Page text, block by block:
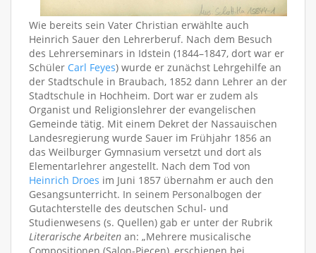
Wie bereits sein Vater Christian erwählte auch
Heinrich Sauer den Lehrerberuf. Nach dem Besuch
des Lehrerseminars in Idstein (1844–1847, dort war er
Schüler Carl Feyes) wurde er zunächst Lehrgehilfe an
der Stadtschule in Braubach, 1852 dann Lehrer an der
Stadtschule in Hochheim. Dort war er zudem als
Organist und Religionslehrer der evangelischen
Gemeinde tätig. Mit einem Dekret der Nassauischen
Landesregierung wurde Sauer im Frühjahr 1856 an
das Weilburger Gymnasium versetzt und dort als
Elementarlehrer angestellt. Nach dem Tod von
Heinrich Droes im Juni 1857 übernahm er auch den
Gesangsunterricht. In seinem Personalbogen der
Gutachterstelle des deutschen Schul- und
Studienwesens (s. Quellen) gab er unter der Rubrik
Literarische Arbeiten an: „Mehrere musicalische
Compositionen (Salon-Piecen), erschienen bei